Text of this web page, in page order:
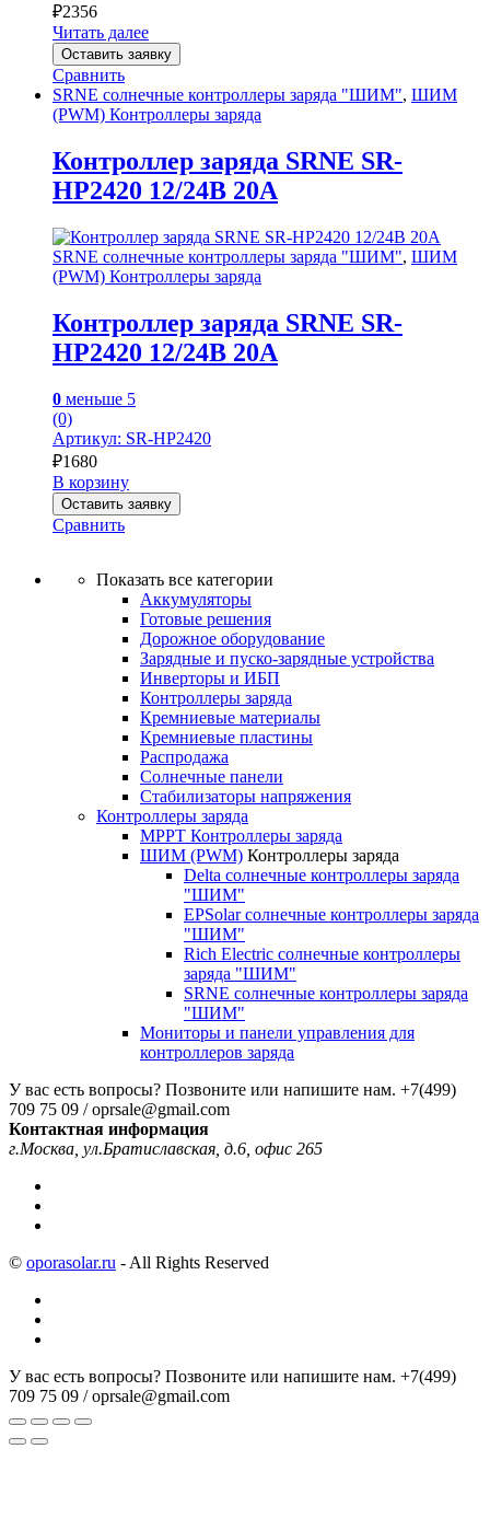
₽2356
Читать далее
Оставить заявку
Сравнить
SRNE солнечные контроллеры заряда "ШИМ", ШИМ
(PWM) Контроллеры заряда
Контроллер заряда SRNE SR-
HP2420 12/24В 20А
SRNE солнечные контроллеры заряда "ШИМ", ШИМ
(PWM) Контроллеры заряда
Контроллер заряда SRNE SR-
HP2420 12/24В 20А
0 меньше 5
(0)
Артикул: SR-HP2420
₽1680
В корзину
Оставить заявку
Сравнить
Показать все категории
Аккумуляторы
Готовые решения
Дорожное оборудование
Зарядные и пуско-зарядные устройства
Инверторы и ИБП
Контроллеры заряда
Кремниевые материалы
Кремниевые пластины
Распродажа
Солнечные панели
Стабилизаторы напряжения
Контроллеры заряда
MPPT Контроллеры заряда
ШИМ (PWM) Контроллеры заряда
Delta солнечные контроллеры заряда
"ШИМ"
EPSolar солнечные контроллеры заряда
"ШИМ"
Rich Electric солнечные контроллеры
заряда "ШИМ"
SRNE солнечные контроллеры заряда
"ШИМ"
Мониторы и панели управления для
контроллеров заряда
У вас есть вопросы? Позвоните или напишите нам. +7(499)
709 75 09 / oprsale@gmail.com
Контактная информация
г.Москва, ул.Братиславская, д.6, офис 265
© oporasolar.ru - All Rights Reserved
У вас есть вопросы? Позвоните или напишите нам. +7(499)
709 75 09 / oprsale@gmail.com